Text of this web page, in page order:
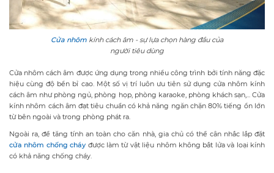
Cửa nhôm kính cách âm - sự lựa chọn hàng đầu của
người tiêu dùng
Cửa nhôm cách âm được ứng dụng trong nhiều công trình bởi tính năng đặc
hiệu cùng độ bền bỉ cao. Một số vị trí luôn ưu tiên sử dụng cửa nhôm kính
cách âm như phòng ngủ, phòng họp, phòng karaoke, phòng khách sạn,... Cửa
kính nhôm cách âm đạt tiêu chuẩn có khả năng ngăn chặn 80% tiếng ồn lớn
từ bên ngoài và trong phòng phát ra.
Ngoài ra, để tăng tính an toàn cho căn nhà, gia chủ có thể cân nhắc lắp đặt
cửa nhôm chống cháy được làm từ vật liệu nhôm không bắt lửa và loại kính
có khả năng chống cháy.